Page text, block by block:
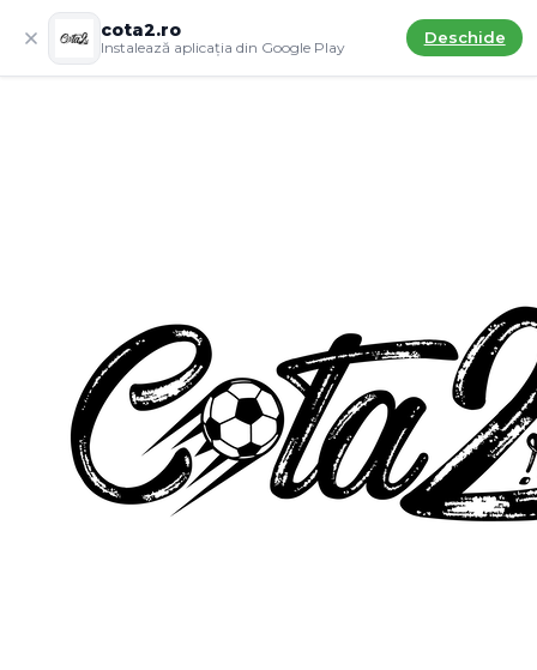
cota2.ro
Instalează aplicația din Google Play Deschide